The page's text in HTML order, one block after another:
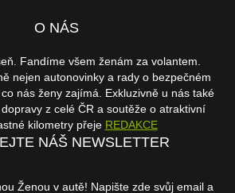
O NÁS
Fandíme všem ženám za volantem.
nejen autonovinky a rady o bezpečném
nás ženy zajímá. Exkluzivně u nás také
z celé ČR a soutěže o atraktivní
kilometry přeje REDAKCE
NÁŠ NEWSLETTER
Ženou v autě! Napište zde svůj email a